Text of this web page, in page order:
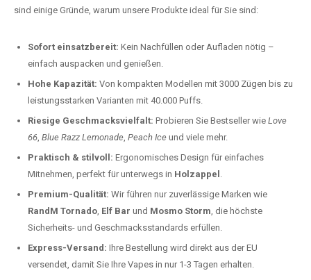
sind einige Gründe, warum unsere Produkte ideal für Sie sind:
Sofort einsatzbereit: Kein Nachfüllen oder Aufladen nötig –
einfach auspacken und genießen.
Hohe Kapazität: Von kompakten Modellen mit 3000 Zügen bis zu
leistungsstarken Varianten mit 40.000 Puffs.
Riesige Geschmacksvielfalt: Probieren Sie Bestseller wie Love
66, Blue Razz Lemonade, Peach Ice und viele mehr.
Praktisch & stilvoll: Ergonomisches Design für einfaches
Mitnehmen, perfekt für unterwegs in Holzappel .
Premium-Qualität: Wir führen nur zuverlässige Marken wie
RandM Tornado, Elf Bar und Mosmo Storm, die höchste
Sicherheits- und Geschmacksstandards erfüllen.
Express-Versand: Ihre Bestellung wird direkt aus der EU
versendet, damit Sie Ihre Vapes in nur 1-3 Tagen erhalten.